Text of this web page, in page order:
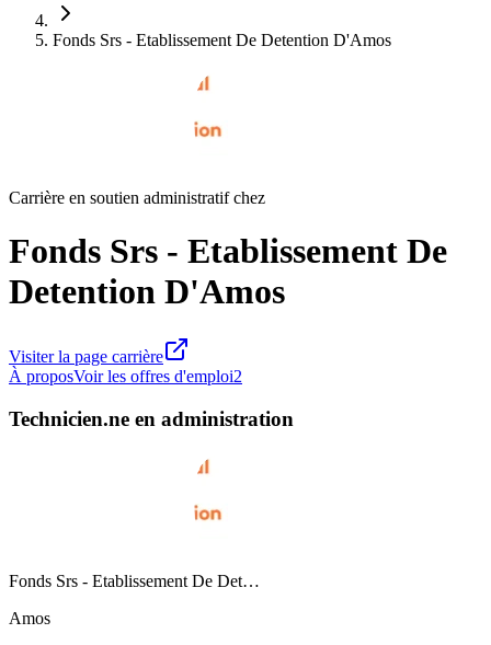
Fonds Srs - Etablissement De Detention D'Amos
Carrière en soutien administratif chez
Fonds Srs - Etablissement De
Detention D'Amos
Visiter la page carrière
À proposVoir les offres d'emploi2
Technicien.ne en administration
Fonds Srs - Etablissement De Det…
Amos